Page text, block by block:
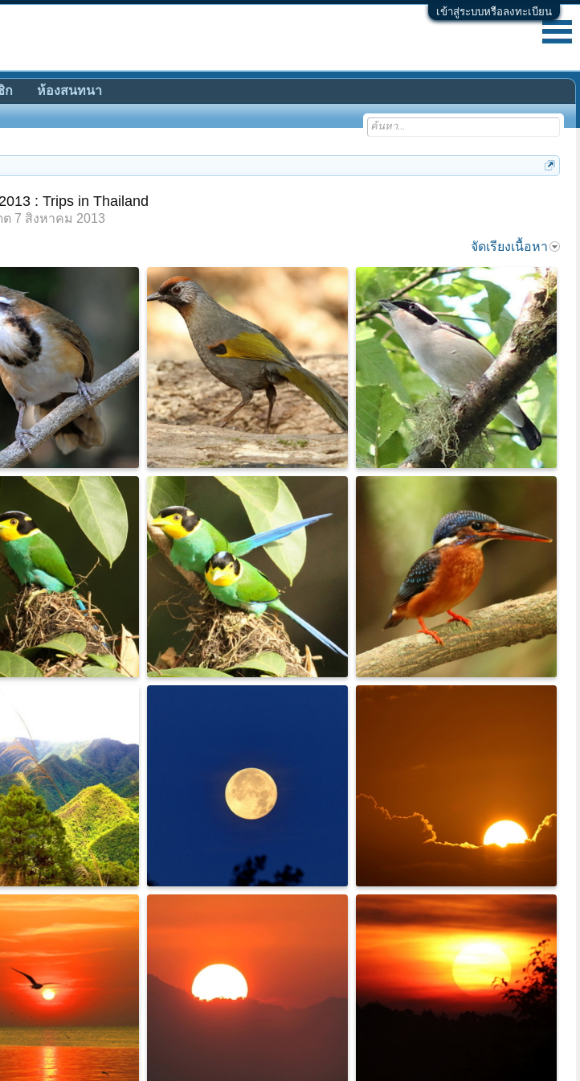
เข้าสู่ระบบหรือลงทะเบียน
: Trips in Thailand
ต 7 สิงหาคม 2013
จัดเรียงเนื้อหา
ก ห้องสนทนา